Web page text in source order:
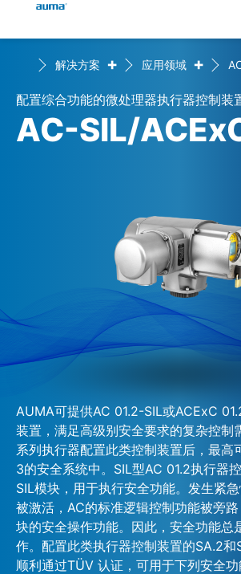
产品介绍
解决方案
Global
欧洲
搜索解决方案 + 应用领域 +
配置综合功能的微处理器执行器控制装
AC-SIL/
AUMA可提供AC 01.2-SIL或ACExC
装置，满足高级别安全要求的复杂控制
系列执行器配置此类控制装置后，最高
3的安全系统中。SIL型AC 01.2执行器
SIL模块，用于执行安全功能。发生紧
被激活，AC的标准逻辑控制功能被旁
块的安全操作功能。因此，安全功能总
作。配置此类执行器控制装置的SA.2和
顺利通过TÜV 认证，可用于下列安全功